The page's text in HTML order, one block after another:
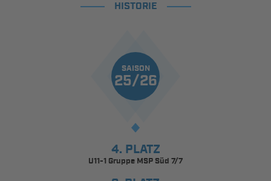
HISTORIE
SAISON
25/26
4. PLATZ
U11-1 Gruppe MSP Süd 7/7